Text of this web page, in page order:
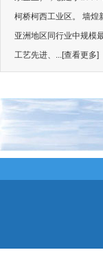
柯桥柯西工业区。 墙煌
亚洲地区同行业中规模
工艺先进、...[查看更多]